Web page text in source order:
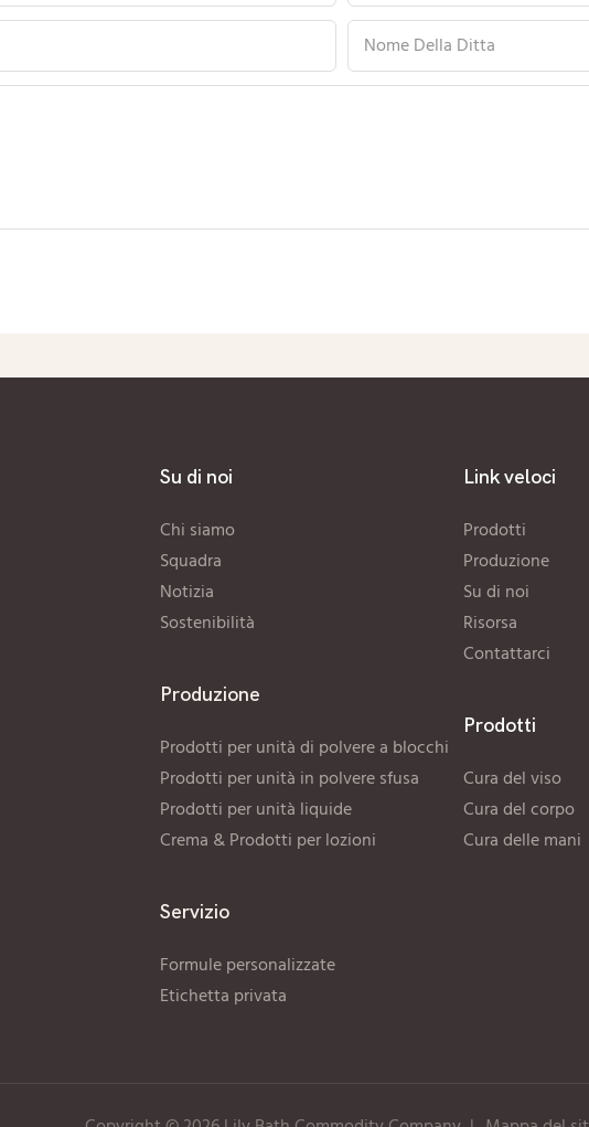
Nome Della Ditta
Su di noi
Chi siamo
Squadra
Notizia
Sostenibilità
Produzione
Prodotti per unità di polvere a blocchi
Prodotti per unità in polvere sfusa
Prodotti per unità liquide
Crema & Prodotti per lozioni
Servizio
Formule personalizzate
Etichetta privata
Link veloci
Prodotti
Produzione
Su di noi
Risorsa
Contattarci
Prodotti
Cura del viso
Cura del corpo
Cura delle mani